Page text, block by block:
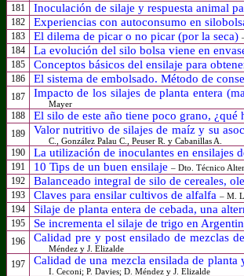
181 Inoculación de silaje y respuesta animal
182 Experiencias con autoconsumo en
183 El dilema de picar o no picar (por la seca)
184 La evolución del silo bolsa viene en
185 Conceptos básicos del ensilaje para
186 El sistema de embolsado. Método de
187 Impacto de los silajes de planta entera
Mayer
188 El silo de este año tiene poco grano, ¿qué
189 Valor nutritivo de silajes de maíz y su
C., González Palau C., Peuser R. y Cabanillas A.
190 La utilización de inoculantes en ensilajes
191 10 Tips de un buen ensilaje – Dto. Técnico
192 Balanceado integral de silo de cereales,
193 Claves para ensilar cultivos de alfalfa – M.
194 Silaje de planta entera de cebada, una
195 Se incrementa el silaje de trigo en
196 Calidad pre y post ensilado de mezclas
Méndez y J. Elizalde
197 Calidad de una mezcla ensilada de
I. Ceconi; P. Davies; D. Méndez y J. Elizalde